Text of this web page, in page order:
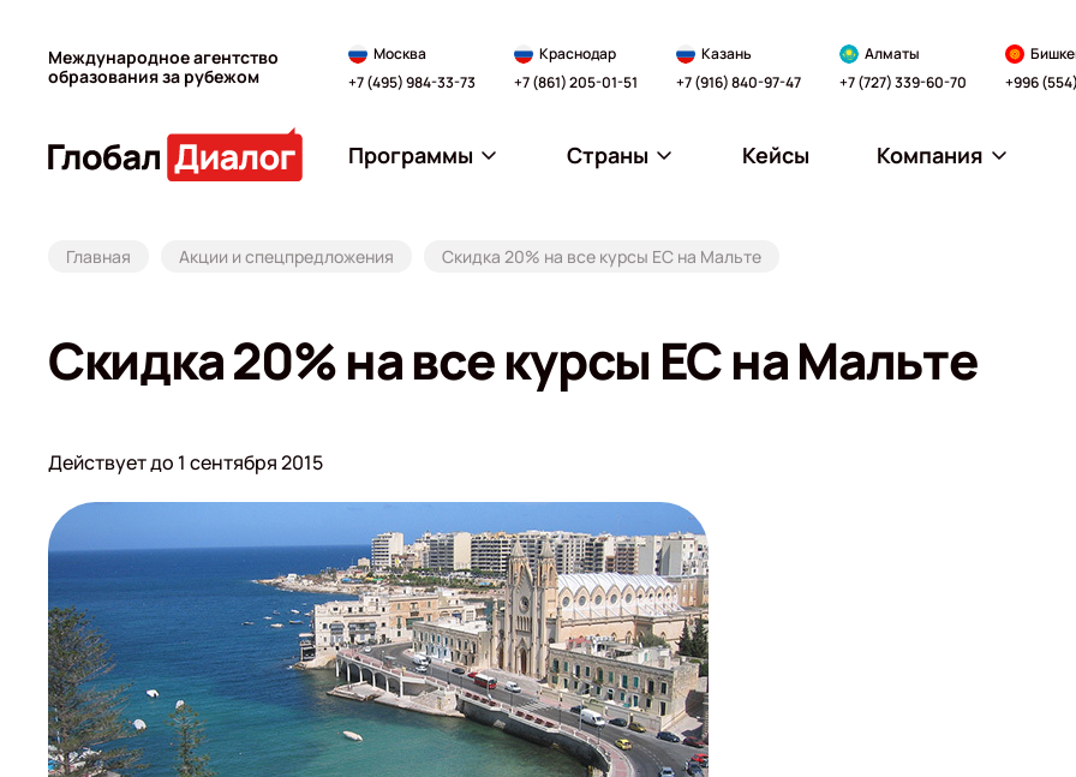
Международное агентство
образования за рубежом
Москва
+7 (495) 984-33-73
Краснодар
+7 (861) 205-01-51
Казань
+7 (916) 840-97-47
Алматы
+7 (727) 339-60-70
+996
Программы Страны Кейсы Компания
Главная Акции и спецпредложения Скидка 20% на все курсы EC на Мальте
Скидка 20% на все курсы EC на Мальте
Действует до 1 сентября 2015